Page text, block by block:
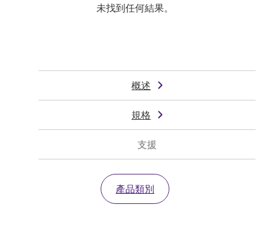
未找到任何結果。
概述
規格
支援
產品類別